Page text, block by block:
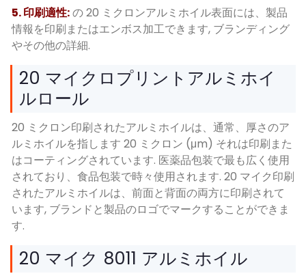
5. 印刷適性:の 20 ミクロンアルミホイル表面には、製品
情報を印刷またはエンボス加工できます, ブランディング
やその他の詳細.
20 マイクロプリントアルミホイ
ルロール
20 ミクロン印刷されたアルミホイルは、通常、厚さのア
ルミホイルを指します 20 ミクロン (μm) それは印刷また
はコーティングされています. 医薬品包装で最も広く使用
されており、食品包装で時々使用されます. 20 マイク印刷
されたアルミホイルは、前面と背面の両方に印刷されて
います, ブランドと製品のロゴでマークすることができま
す.
20 マイク 8011 アルミホイル